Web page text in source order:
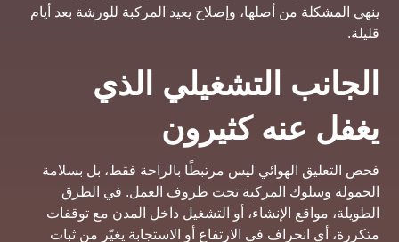
ينهي المشكلة من أصلها، وإصلاح يعيد المركبة للورشة بعد أيام
قليلة.
الجانب التشغيلي الذي
يغفل عنه كثيرون
فحص التعليق الهوائي ليس مرتبطًا بالراحة فقط، بل بسلامة
الحمولة وسلوك المركبة تحت ظروف العمل. في الطرق
الطويلة، مواقع الإنشاء، أو التشغيل داخل المدن مع توقفات
متكررة، أي انحراف في الارتفاع أو الاستجابة يغيّر من ثبات